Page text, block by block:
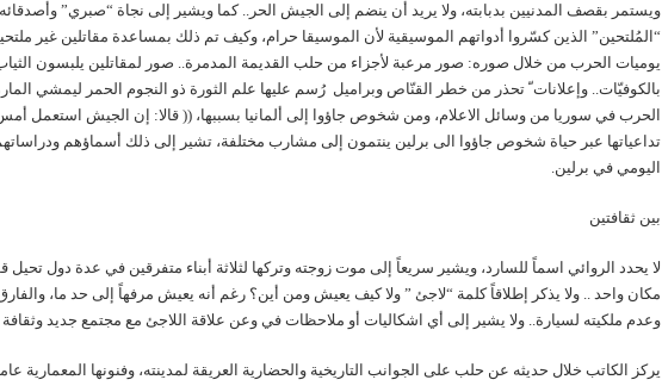
ويستمر بقصف المدنيين بدبابته، ولا يريد أن ينضم إلى الجيش الحر.. كما ويشير إلى نجاة “صبري”
“المُلتحين” الذين كسّروا أدواتهم الموسيقية لأن الموسيقا حرام، وكيف تم ذلك بمساعدة مقاتلين غير
يوميات الحرب من خلال صوره: صور مرعبة لأجزاء من حلب القديمة المدمرة.. صور لمقاتلين يلبسون
بالكوفيّات.. وإعلانات ّ تحذر من خطر القنّاص وبراميل رُسم عليها علم الثورة ذو النجوم الحمر ليمشي المارة
الحرب في سوريا من وسائل الاعلام، ومن شخوص جاؤوا إلى ألمانيا بسببها، (( قالا: إن الجيش استعمل
تداعياتها عبر حياة شخوص جاؤوا الى برلين ينتمون إلى مشارب مختلفة، تشير إلى ذلك أسماؤهم
اليومي في برلين.
بين ثقافتين
لا يحدد الروائي اسماً للسارد، ويشير سريعاً إلى موت زوجته وتركها لثلاثة أبناء متفرقين في عدة دول
مكان واحد .. ولا يذكر إطلاقاً كلمة “لاجئ ” ولا كيف يعيش ومن أين؟ رغم أنه يعيش مرفهاً إلى حد ما، والفارق
وعدم ملكيته لسيارة.. ولا يشير إلى أي اشكاليات أو ملاحظات في وعن علاقة اللاجئ مع مجتمع جديد
يركز الكاتب خلال حديثه عن حلب على الجوانب التاريخية والحضارية العريقة لمدينته، وفنونها المعمارية